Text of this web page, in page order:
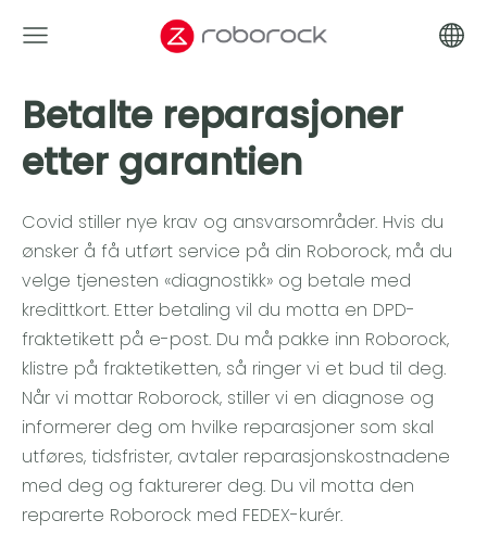
Betalte reparasjoner
etter garantien
Covid stiller nye krav og ansvarsområder. Hvis du
ønsker å få utført service på din Roborock, må du
velge tjenesten «diagnostikk» og betale med
kredittkort. Etter betaling vil du motta en DPD-
fraktetikett på e-post. Du må pakke inn Roborock,
klistre på fraktetiketten, så ringer vi et bud til deg.
Når vi mottar Roborock, stiller vi en diagnose og
informerer deg om hvilke reparasjoner som skal
utføres, tidsfrister, avtaler reparasjonskostnadene
med deg og fakturerer deg. Du vil motta den
reparerte Roborock med FEDEX-kurér.